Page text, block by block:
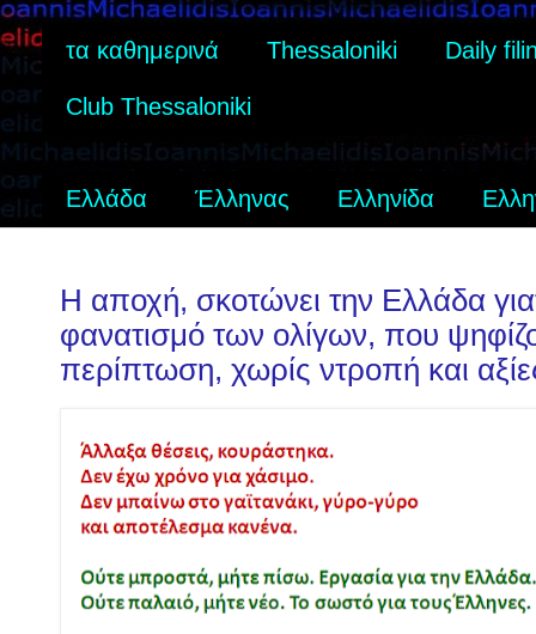
τα καθημερινά Thessaloniki Daily
Club Thessaloniki
Ελλάδα Έλληνας Ελληνίδα
Η αποχή, σκοτώνει την Ελλάδα
φανατισμό των ολίγων, που
περίπτωση, χωρίς ντροπή και